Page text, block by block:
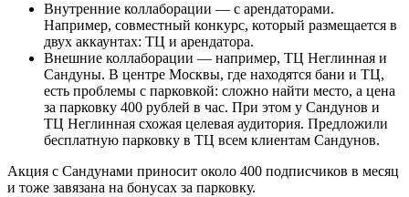
Внутренние коллаборации — с арендаторами.
Например, совместный конкурс, который размещается в
двух аккаунтах: ТЦ и арендатора.
Внешние коллаборации — например, ТЦ Неглинная и
Сандуны. В центре Москвы, где находятся бани и ТЦ,
есть проблемы с парковкой: сложно найти место, а цена
за парковку 400 рублей в час. При этом у Сандунов и
ТЦ Неглинная схожая целевая аудитория. Предложили
бесплатную парковку в ТЦ всем клиентам Сандунов.
Акция с Сандунами приносит около 400 подписчиков в месяц
и тоже завязана на бонусах за парковку.